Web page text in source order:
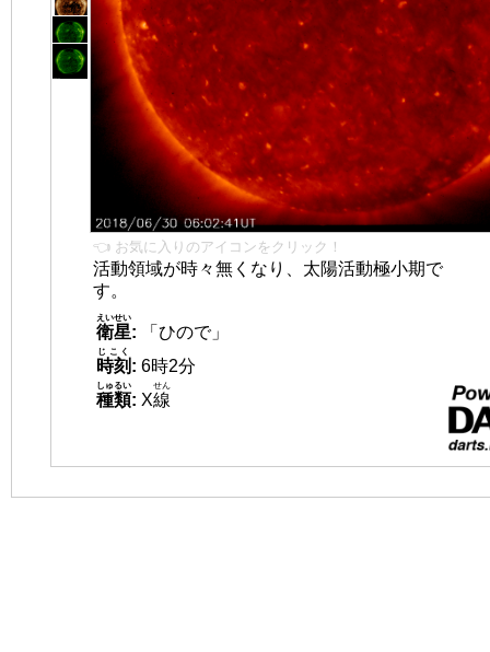
👈 お気に入りのアイコンをクリック！
活動領域が時々無くなり、太陽活動極小期で
す。
衛星
えいせい
:
「ひので」
時刻
じこく
: 6時2分
種類
しゅるい
: X線
せん